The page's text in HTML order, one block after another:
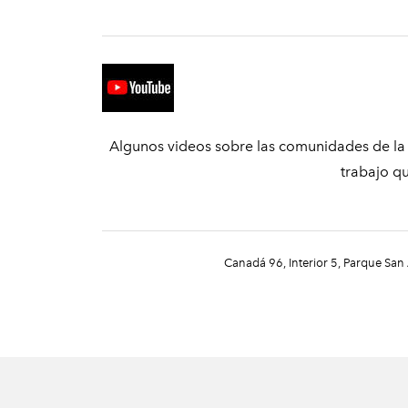
Algunos videos sobre las comunidades de
trabajo
Canadá 96, Interior 5, Parque